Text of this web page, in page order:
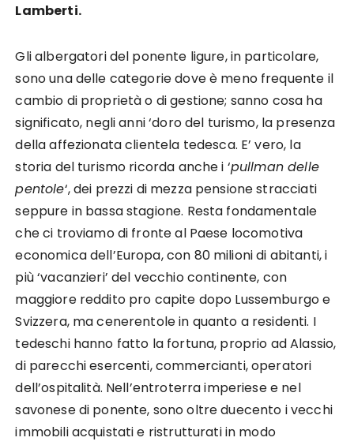
Lamberti.
Gli albergatori del ponente ligure, in particolare,
sono una delle categorie dove è meno frequente il
cambio di proprietà o di gestione; sanno cosa ha
significato, negli anni ‘doro del turismo, la presenza
della affezionata clientela tedesca. E’ vero, la
storia del turismo ricorda anche i ‘pullman delle
pentole‘, dei prezzi di mezza pensione stracciati
seppure in bassa stagione. Resta fondamentale
che ci troviamo di fronte al Paese locomotiva
economica dell’Europa, con 80 milioni di abitanti, i
più ‘vacanzieri’ del vecchio continente, con
maggiore reddito pro capite dopo Lussemburgo e
Svizzera, ma cenerentole in quanto a residenti. I
tedeschi hanno fatto la fortuna, proprio ad Alassio,
di parecchi esercenti, commercianti, operatori
dell’ospitalità. Nell’entroterra imperiese e nel
savonese di ponente, sono oltre duecento i vecchi
immobili acquistati e ristrutturati in modo